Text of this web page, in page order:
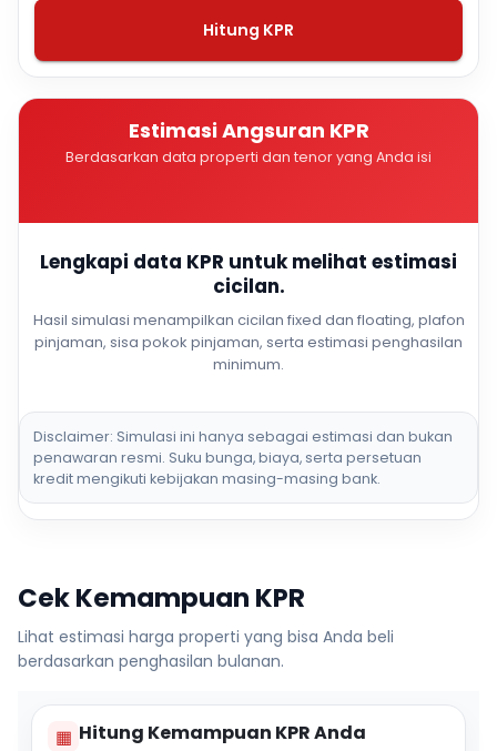
Hitung KPR
Estimasi Angsuran KPR
Berdasarkan data properti dan tenor yang Anda isi
Lengkapi data KPR untuk melihat estimasi
cicilan.
Hasil simulasi menampilkan cicilan fixed dan floating, plafon
pinjaman, sisa pokok pinjaman, serta estimasi penghasilan
minimum.
Disclaimer: Simulasi ini hanya sebagai estimasi dan bukan
penawaran resmi. Suku bunga, biaya, serta persetuan
kredit mengikuti kebijakan masing-masing bank.
Cek Kemampuan KPR
Lihat estimasi harga properti yang bisa Anda beli
berdasarkan penghasilan bulanan.
▦ Hitung Kemampuan KPR Anda